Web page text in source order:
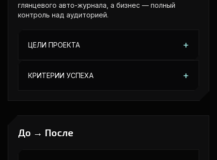
глянцевого авто-журнала, а бизнес — полный
контроль над аудиторией.
ЦЕЛИ ПРОЕКТА +
Создать независимую площадку-
автора.
КРИТЕРИИ УСПЕХА +
больше времени за чтением смежных статей,
визиты.
До → После